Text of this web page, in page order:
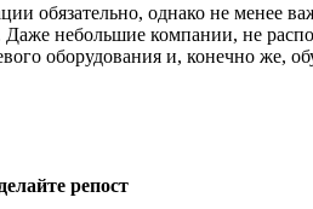
обязательно, однако не менее
небольшие компании, не
оборудования и, конечно же,
репост